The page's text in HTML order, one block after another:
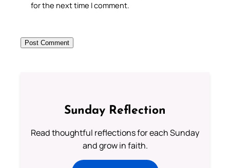
for the next time I comment.
Sunday Reflection
Read thoughtful reflections for each Sunday
and grow in faith.